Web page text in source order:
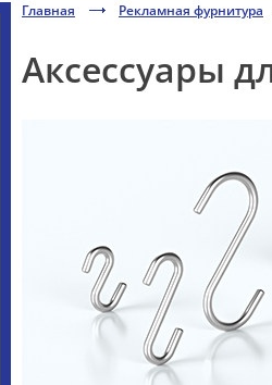
Главная Рекламная фурнитура
Аксессуары